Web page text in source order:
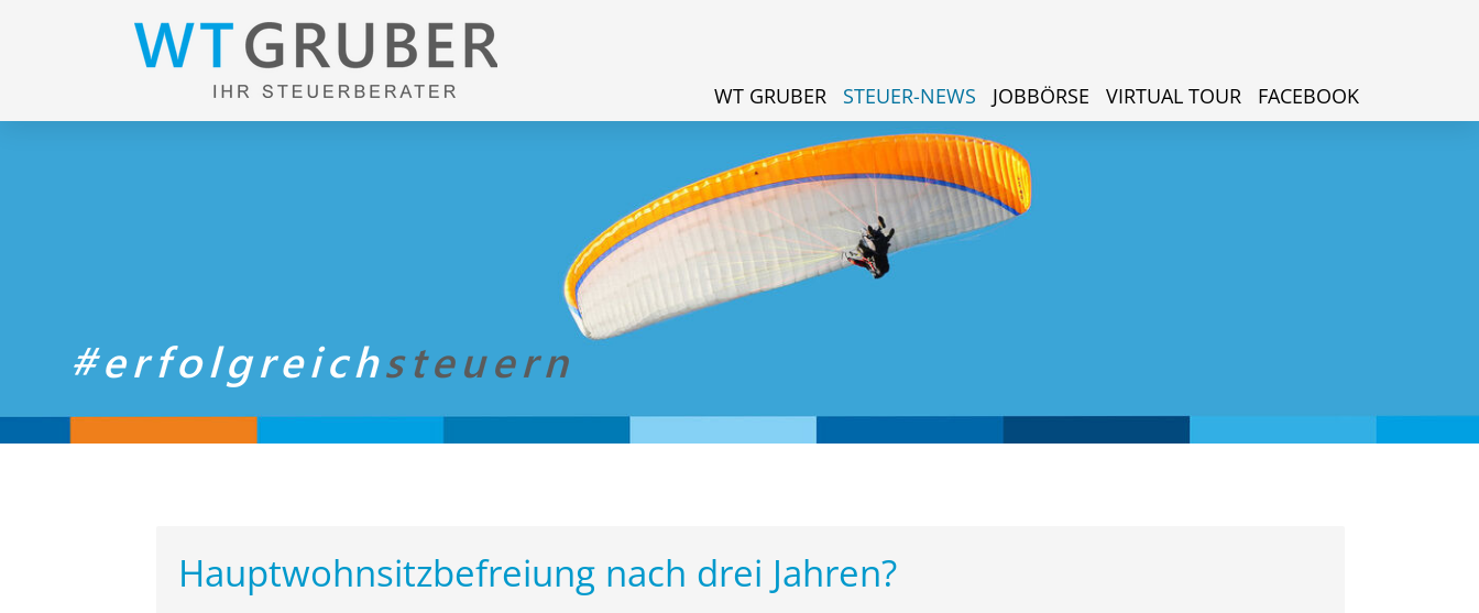
WT GRUBER STEUER-NEWS JOBBÖRSE VIRTUAL TOUR FACEBOOK
Hauptwohnsitzbefreiung nach drei Jahren?